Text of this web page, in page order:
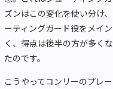
ズンはこの変化を使い分け
ーティングガード役をメイ
く、得点は後半の方が多く
たのです。
こうやってコンリーのプレ